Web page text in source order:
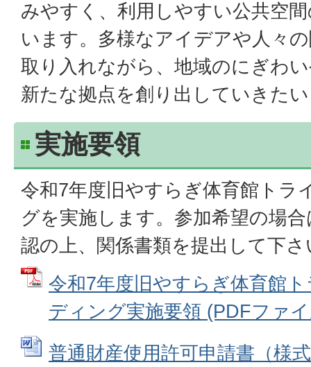
みやすく、利用しやすい公共空
います。多様なアイデアや人々
取り入れながら、地域のにぎわ
新たな拠点を創り出していきた
実施要領
令和7年度旧やすらぎ体育館トラ
グを実施します。参加希望の場
認の上、関係書類を提出して下さ
令和7年度旧やすらぎ体育館
ディング実施要領 (PDFファ
普通財産使用許可申請書（様